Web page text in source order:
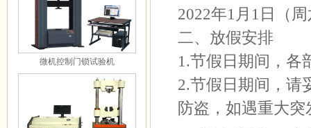
微机控制门锁试验机
2022年1月1日（
二、放假安排
1.节假日期间，各
2.节假日期间，请
防盗，如遇重大